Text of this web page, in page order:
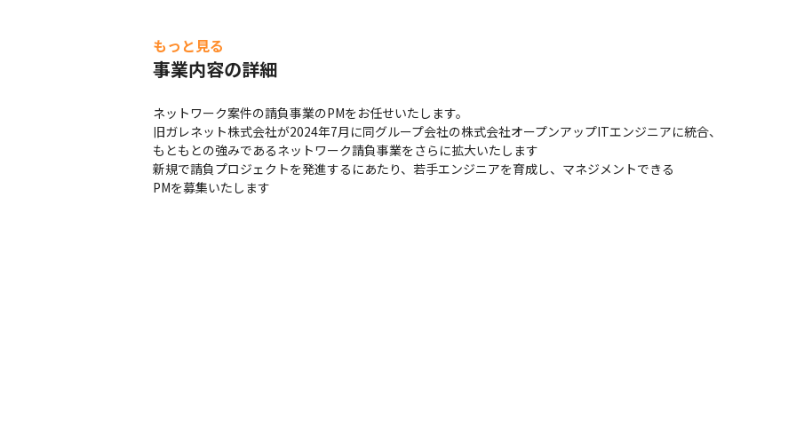
もっと見る
事業内容の詳細
ネットワーク案件の請負事業のPMをお任せいたします。
旧ガレネット株式会社が2024年7月に同グループ会社の株式会社オープンアップITエンジニアに統合、
もともとの強みであるネットワーク請負事業をさらに拡大いたします
新規で請負プロジェクトを発進するにあたり、若手エンジニアを育成し、マネジメントできる
PMを募集いたします